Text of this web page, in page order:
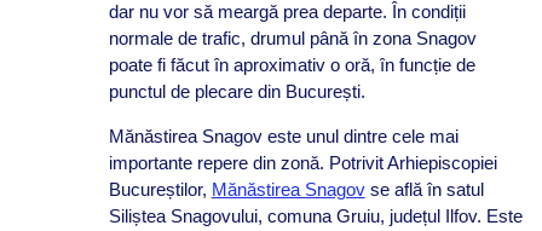
dar nu vor să meargă prea departe. În condiții
normale de trafic, drumul până în zona Snagov
poate fi făcut în aproximativ o oră, în funcție de
punctul de plecare din București.
Mănăstirea Snagov este unul dintre cele mai
importante repere din zonă. Potrivit Arhiepiscopiei
Bucureștilor, Mănăstirea Snagovse află în satul
Siliștea Snagovului, comuna Gruiu, județul Ilfov. Este